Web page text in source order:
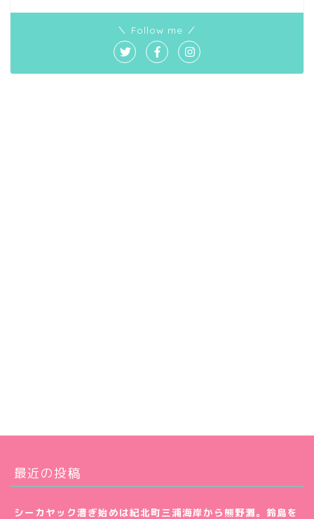
＼ Follow me ／
最近の投稿
シーカヤック漕ぎ始めは紀北町三浦海岸から熊野灘。鈴島を